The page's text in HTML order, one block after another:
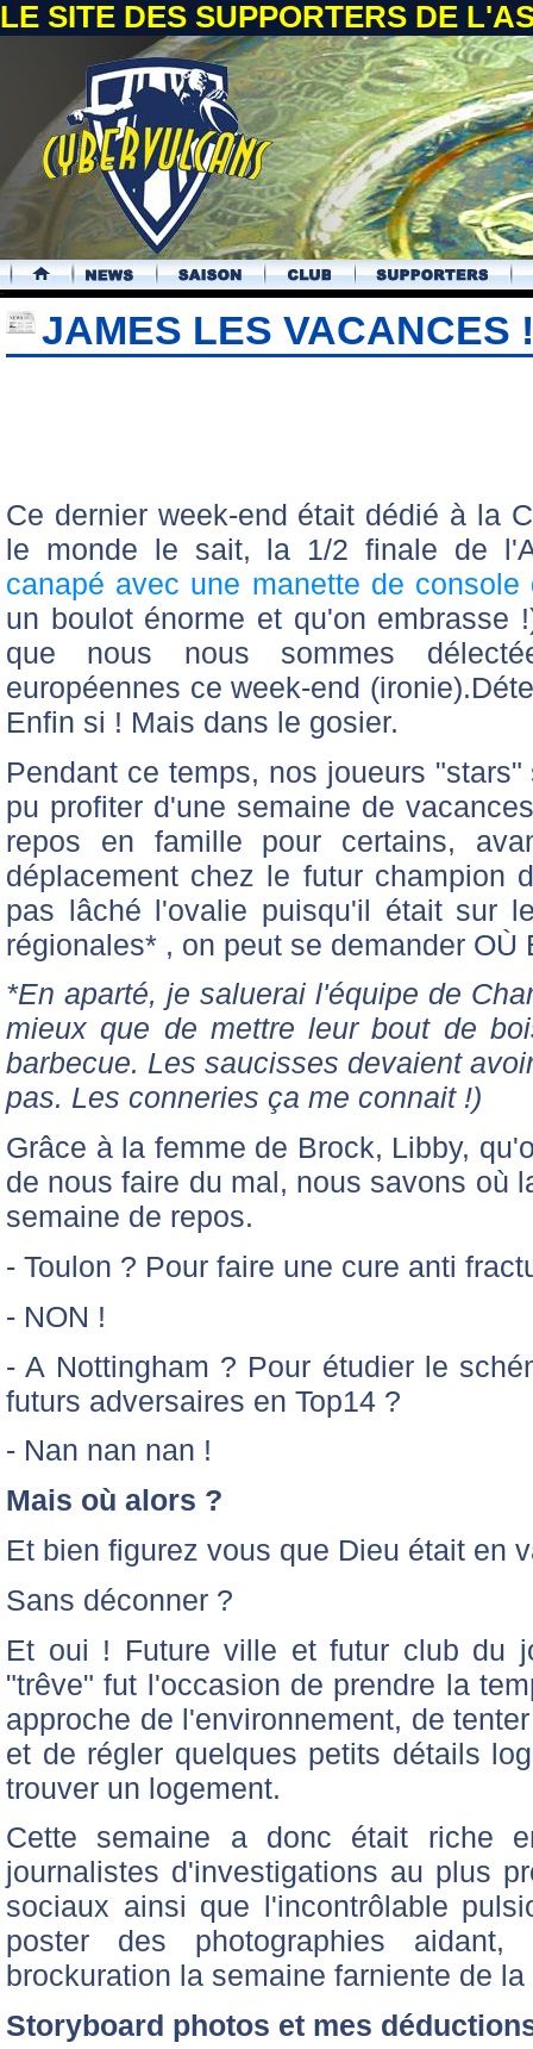
LE SITE DES SUPPORTERS DE
.
JAMES LES VACANCES !
Ce dernier week-end était dédié à la
le monde le sait, la 1/2 finale de
canapé avec une manette de console
un boulot énorme et qu'on embrasse
que nous nous sommes
européennes ce week-end
Enfin si ! Mais dans le gosier.
Pendant ce temps, nos joueurs
pu profiter d'une semaine de
repos en famille pour certains,
déplacement chez le futur champion
pas lâché l'ovalie puisqu'il était sur
régionales* , on peut se demander OÙ
*En aparté, je saluerai l'équipe de
mieux que de mettre leur bout de
barbecue. Les saucisses devaient
pas. Les conneries ça me connait !)
Grâce à la femme de Brock, Libby,
de nous faire du mal, nous savons où
semaine de repos.
- Toulon ? Pour faire une cure anti
- NON !
- A Nottingham ? Pour étudier le
futurs adversaires en Top14 ?
- Nan nan nan !
Mais où alors ?
Et bien figurez vous que Dieu était en
Sans déconner ?
Et oui ! Future ville et futur club du
"trêve" fut l'occasion de prendre la
approche de l'environnement, de
et de régler quelques petits détails
trouver un logement.
Cette semaine a donc était riche
journalistes d'investigations au plus
sociaux ainsi que l'incontrôlable
poster des photographies
brockuration la semaine farniente de
Storyboard photos et mes